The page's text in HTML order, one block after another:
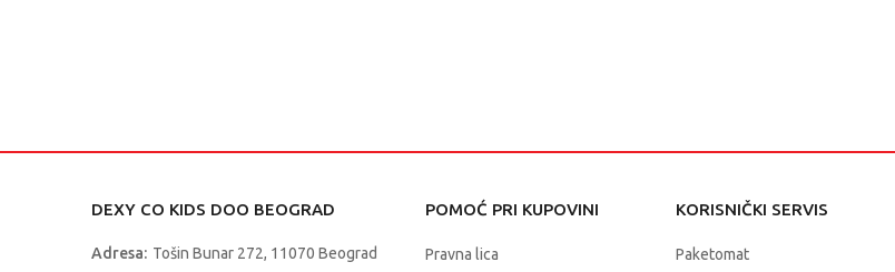
DEXY CO KIDS DOO BEOGRAD
Adresa: Tošin Bunar 272, 11070 Beograd
POMOĆ PRI KUPOVINI
Pravna lica
KORISNIČKI SERVIS
Paketomat